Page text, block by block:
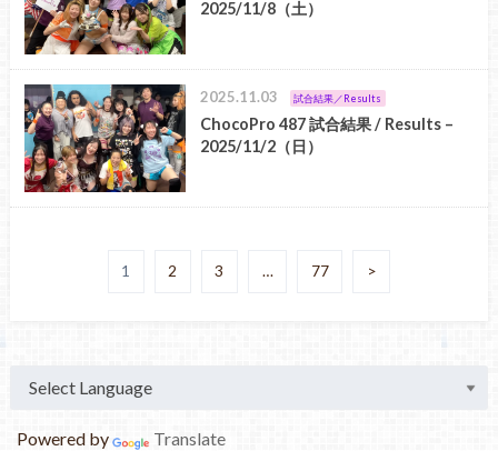
2025/11/8（土）
2025.11.03 試合結果／Results
ChocoPro 487 試合結果 / Results –
2025/11/2（日）
1 2 3 … 77 >
Powered by Translate